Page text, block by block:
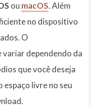
ou macOS. Além
no dispositivo
O
variar dependendo da
que você deseja
espaço livre no seu